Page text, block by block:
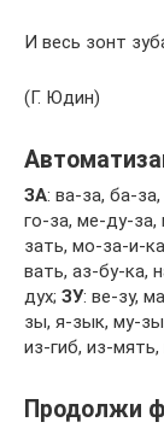
И весь зонт
(Г. Юдин)
ЗА: ва-за, ба-
го-за, ме-ду-
зать, мо-за-и-
вать, аз-бу-ка,
дух; ЗУ: ве-зу,
зы, я-зык, му-
из-гиб, из-
Продолжи